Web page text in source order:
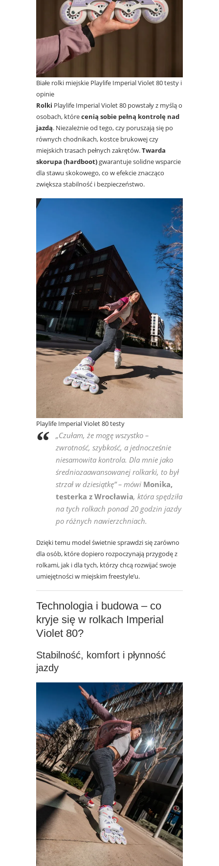
Białe rolki miejskie Playlife Imperial Violet 80 testy i
opinie
Rolki Playlife Imperial Violet 80 powstały z myślą o
osobach, którecenią sobie pełną kontrolę nad
jazdą. Niezależnie od tego, czy poruszają się po
równych chodnikach, kostce brukowej czy
miejskich trasach pełnych zakrętów.Twarda
skorupa (hardboot)gwarantuje solidne wsparcie
dla stawu skokowego, co w efekcie znacząco
zwiększa stabilność i bezpieczeństwo.
Playlife Imperial Violet 80 testy
„Czułam, że mogę wszystko –
zwrotność, szybkość, a jednocześnie
niesamowita kontrola. Dla mnie jako
średniozaawansowanej rolkarki, to był
strzał w dziesiątkę”– mówi Monika,
testerka z Wrocławia, która spędziła
na tych rolkach ponad 20 godzin jazdy
po różnych nawierzchniach.
Dzięki temu model świetnie sprawdzi się zarówno
dla osób, które dopiero rozpoczynają przygodę z
rolkami, jak i dla tych, którzy chcą rozwijać swoje
umiejętności w miejskim freestyle’u.
Technologia i budowa – co
kryje się w rolkach Imperial
Violet 80?
Stabilność, komfort i płynność
jazdy